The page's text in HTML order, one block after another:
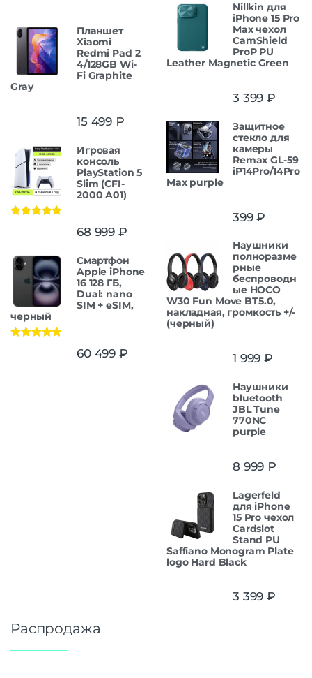
Планшет
Xiaomi
Redmi Pad 2
4/128GB Wi-
Fi Graphite
Gray
15 499 ₽
Игровая
консоль
PlayStation 5
Slim (CFI-
2000 A01)
68 999 ₽
Смартфон
Apple iPhone
16 128 ГБ,
Dual: nano
SIM + eSIM,
черный
60 499 ₽
Nillkin для
iPhone 15 Pro
Max чехол
CamShield
ProP PU
Leather Magnetic Green
3 399 ₽
Защитнoe
cтекло для
камеры
Remax GL-59
iP14Pro/14Pro
Max purple
399₽
Наушники
полноразме
рные
беспроводн
ые HOCO
W30 Fun Move BT5.0,
накладная, громкость +/-
(черный)
1 999 ₽
Наушники
bluetooth
JBL Tune
770NC
purple
8 999 ₽
Lagerfeld
для iPhone
15 Pro чехол
Cardslot
Stand PU
Saffiano Monogram Plate
logo Hard Black
3 399 ₽
Распродажа